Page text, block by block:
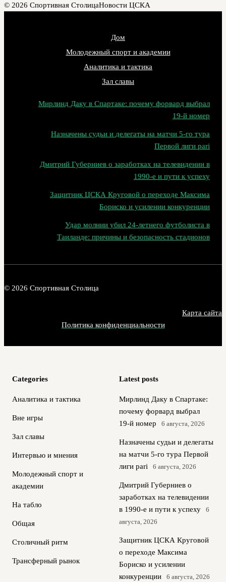
© 2026 Спортивная СтолицаНовости ЦСКА
Дом
Молодежный спорт и академии
Аналитика и тактика
Зал славы
Мирлинд Даку в Спартаке: почему форвард выбрал
19‑й номер
Назначены судьи и делегаты на матчи 5-го тура
Первой лиги pari
Дмитрий Губерниев о заработках на телевидении в
1990‑е и пути к успеху
Защитник ЦСКА Круговой о переходе Максима
Бориско и усилении конкуренции
Удар молнии убил 24-летнего футболиста в
Таиланде: причины и безопасность стадионов
© 2026 Спортивная Столица
Карта сайта
Политика конфиденциальности
Categories
Аналитика и тактика
Вне игры
Зал славы
Интервью и мнения
Молодежный спорт и
академии
На табло
Общая
Столичный ритм
Трансферный рынок
Latest posts
Мирлинд Даку в Спартаке:
почему форвард выбрал
19‑й номер
6 августа, 2026
Назначены судьи и делегаты
на матчи 5-го тура Первой
лиги pari
6 августа, 2026
Дмитрий Губерниев о
заработках на телевидении
в 1990‑е и пути к успеху
6
августа, 2026
Защитник ЦСКА Круговой
о переходе Максима
Бориско и усилении
конкуренции
6 августа, 2026